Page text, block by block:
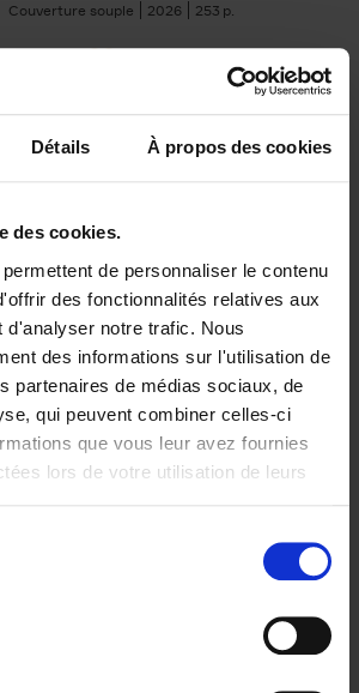
Détails À propos des cookies
des cookies.
de personnaliser le contenu
des fonctionnalités relatives aux
d'analyser notre trafic. Nous
des informations sur l'utilisation de
partenaires de médias sociaux, de
qui peuvent combiner celles-ci
que vous leur avez fournies
lors de votre utilisation de leurs
Couverture souple
2026 253
€34,99
Digital marketing like a PRO -
completely revised edition
Clo Willaerts
Couverture souple
2022 226
€35,50
Content Marketing like a